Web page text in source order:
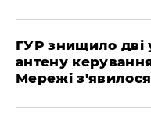
ГУР знищило дві
антену
Мережі з'явилося